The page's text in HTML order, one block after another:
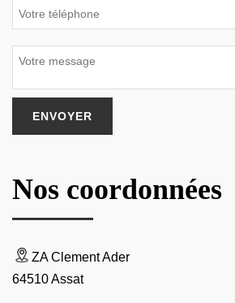
Nos coordonnées
ZA Clement Ader
64510 Assat